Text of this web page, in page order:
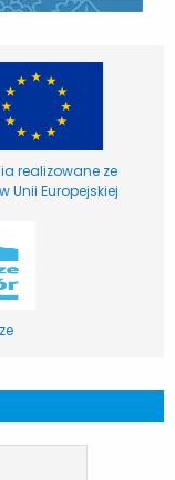
realizowane ze
Unii Europejskiej